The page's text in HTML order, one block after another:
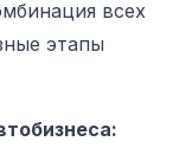
всех
этапы